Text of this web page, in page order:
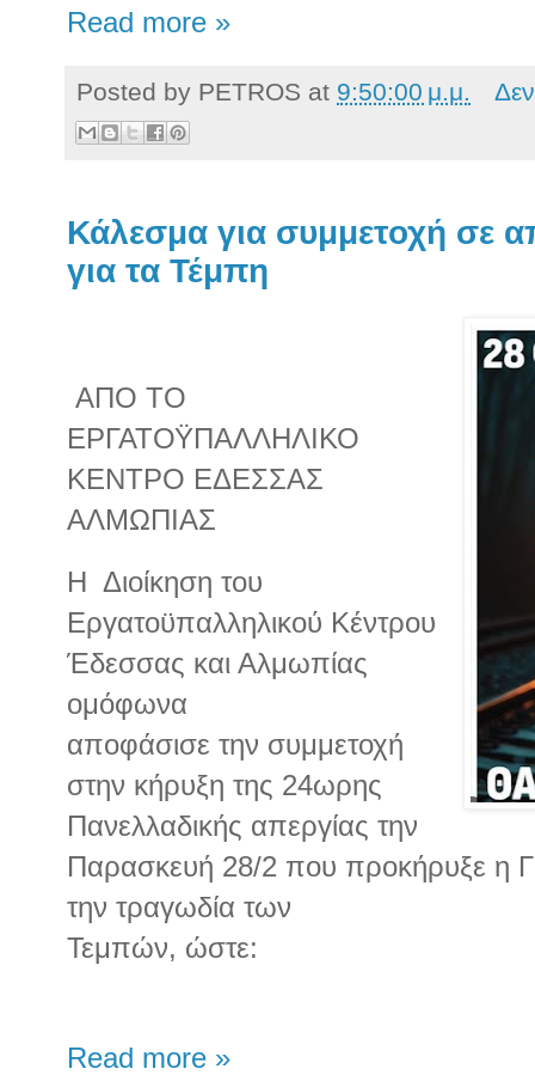
Read more »
Posted by PETROS at 9:50:00 μ.μ.
Κάλεσμα για συμμετοχή σε
για τα Τέμπη
ΑΠΟ ΤΟ
ΕΡΓΑΤΟΫΠΑΛΛΗΛΙΚΟ
ΚΕΝΤΡΟ ΕΔΕΣΣΑΣ
ΑΛΜΩΠΙΑΣ
Η Διοίκηση του
Εργατοϋπαλληλικού Κέντρου
Έδεσσας και Αλμωπίας
ομόφωνα
αποφάσισε την συμμετοχή
στην κήρυξη της 24ωρης
Πανελλαδικής απεργίας την
Παρασκευή 28/2 που προκήρυξε η
την τραγωδία των
Τεμπών, ώστε:
Read more »